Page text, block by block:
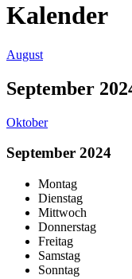
Kalender
August
September
Oktober
September 2024
Montag
Dienstag
Mittwoch
Donnerstag
Freitag
Samstag
Sonntag